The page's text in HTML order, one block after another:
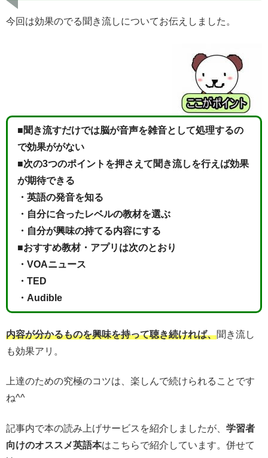
今回は効果のでる聞き流しについてお伝えしました。
■聞き流すだけでは脳が音声を雑音として処理するの
で効果ががない
■次の3つのポイントを押さえて聞き流しを行えば効果
が期待できる
・英語の発音を知る
・自分に合ったレベルの教材を選ぶ
・自分が興味の持てる内容にする
■おすすめ教材・アプリは次のとおり
・VOAニュース
・TED
・Audible
内容が分かるものを興味を持って聴き続ければ、聞き流し
も効果アリ。
上達のための究極のコツは、楽しんで続けられることです
ね^^
記事内で本の読み上げサービスを紹介しましたが、 学習者
向けのオススメ英語本はこちらで紹介しています。併せて